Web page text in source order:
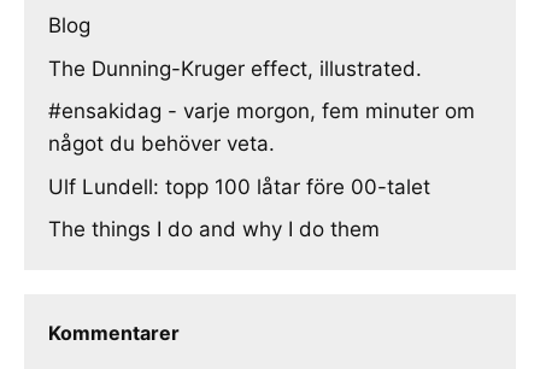
Blog
The Dunning-Kruger effect, illustrated.
#ensakidag - varje morgon, fem minuter om
något du behöver veta.
Ulf Lundell: topp 100 låtar före 00-talet
The things I do and why I do them
Kommentarer